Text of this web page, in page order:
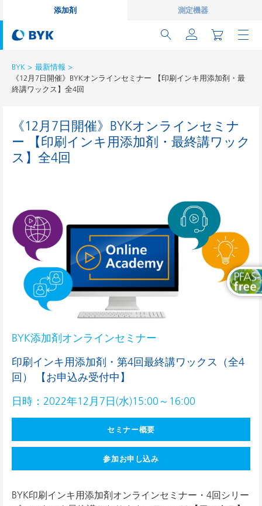
添加剤 測定機器
BYK
最新情報
《12月7日開催》BYKオンラインセミナー 【印刷インキ用添加剤・最
終講ワックス】全4回
《12月7日開催》BYKオンラインセミナ
ー 【印刷インキ用添加剤・最終講ワック
ス】全4回
BYK添加剤オンラインセミナー
印刷インキ用添加剤・第4回最終講ワックス（全4
回） 【お申込み受付中】
日時：2022年12月7日(水)15:00～16:00
セミナー概要
参加お申し込み
BYK印刷インキ用添加剤オンラインセミナー・4回シリー